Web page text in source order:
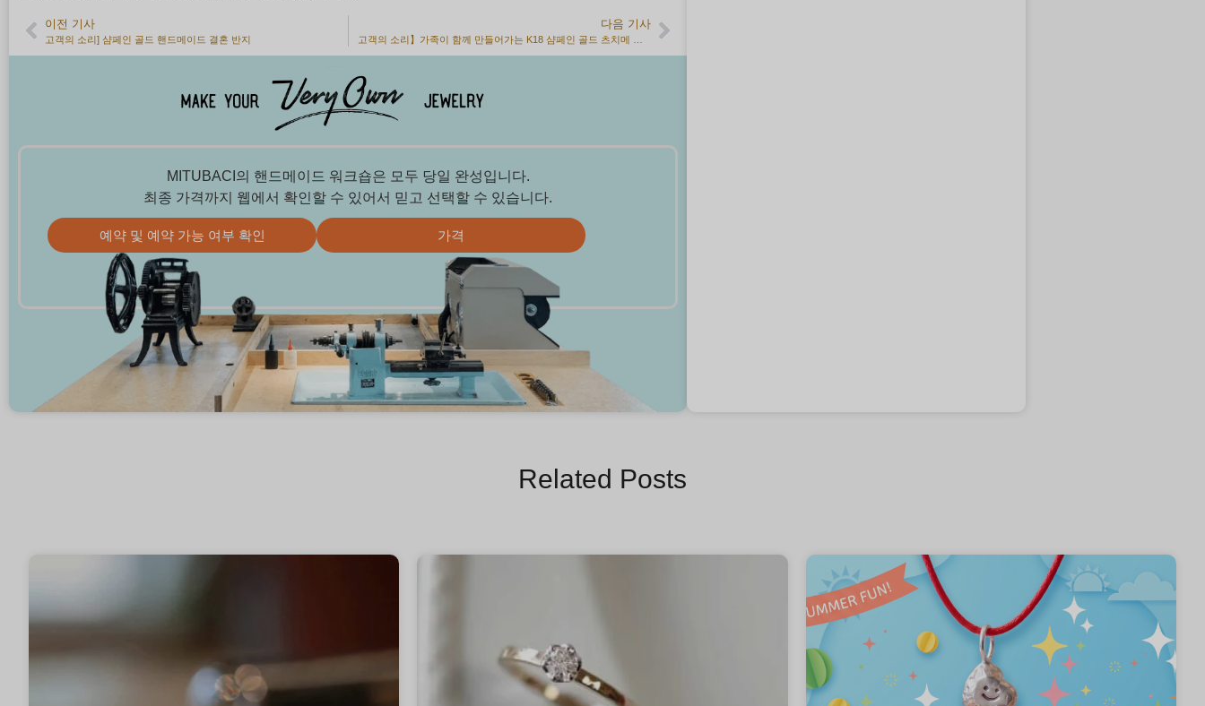
이전 기사
고객의 소리] 샴페인 골드 핸드메이드 결혼 반지
다음 기사
MITUBACI의 핸드메이드 워크숍은 모두 당일 완성입니다.
최종 가격까지 웹에서 확인할 수 있어서 믿고 선택할 수 있습니다.
예약 및 예약 가능 여부 확인 가격
Related Posts